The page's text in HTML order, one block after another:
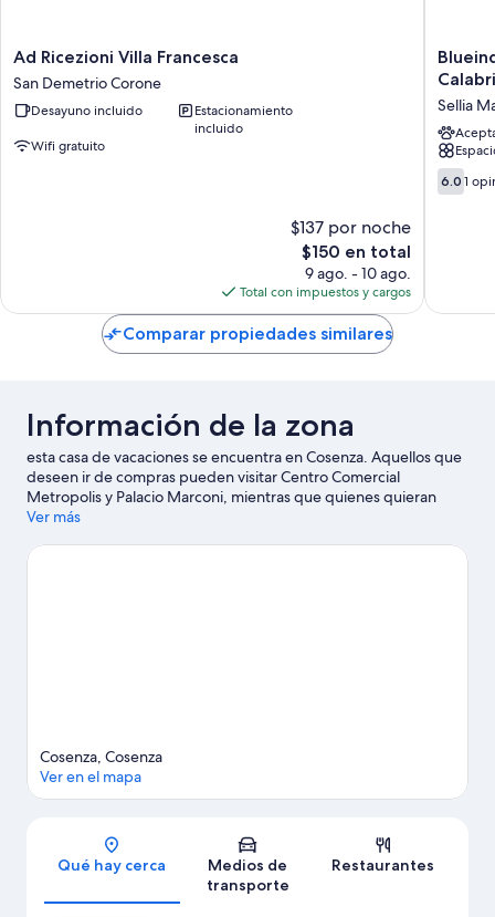
Ad
Ricezioni
Villa
Francesca
Demetrio
Ad Ricezioni Villa Francesca
San Demetrio Corone
Desayuno incluido
Estacionamiento
incluido
Wifi gratuito
$137 por noche
El
precio
actual
es
de
$150
$150 en total
9 ago. - 10 ago.
Total con impuestos y cargos
Sellia
-
Room
Calabria
Sellia
Sellia
6.0
de
6.0 1
Comparar propiedades similares
Información de la zona
esta casa de vacaciones se encuentra en Cosenza. Aquellos que
deseen ir de compras pueden visitar Centro Comercial
Metropolis y Palacio Marconi, mientras que quienes quieran
apreciar la belleza natural del área pueden ir a Parque Nacional
mientras estás en la ciudad? Consulta el calendario de
Ver más
Sección del mapa
Cosenza, Cosenza
Ver en el mapa
Qué hay cerca
Medios de
transporte
Restaurantes